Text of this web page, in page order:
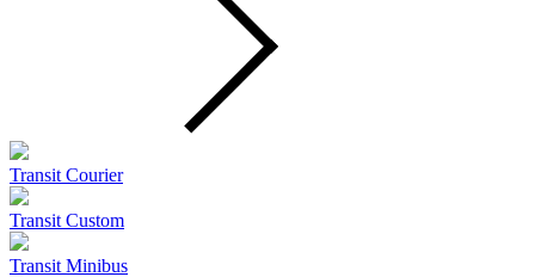
Transit Courier
Transit Custom
Transit Minibus